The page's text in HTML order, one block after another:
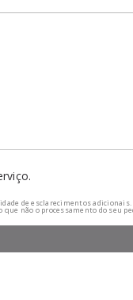
de esclarecimentos adicionais.
não o processamento do seu